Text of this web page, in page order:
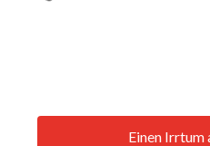
Einen Irrtum